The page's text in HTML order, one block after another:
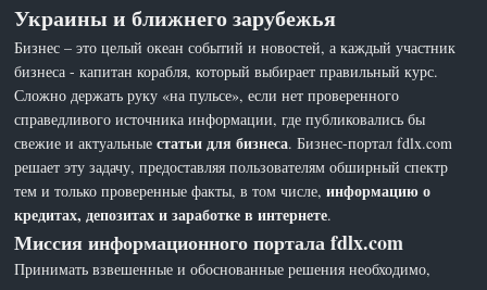
Украины и ближнего зарубежья
Бизнес – это целый океан событий и новостей, а каждый участник
бизнеса - капитан корабля, который выбирает правильный курс.
Сложно держать руку «на пульсе», если нет проверенного
справедливого источника информации, где публиковались бы
свежие и актуальныестатьи для бизнеса. Бизнес-портал fdlx.com
решает эту задачу, предоставляя пользователям обширный спектр
тем и только проверенные факты, в том числе,информацию о
кредитах, депозитах и заработке в интернете.
Миссия информационного портала fdlx.com
Принимать взвешенные и обоснованные решения необходимо,